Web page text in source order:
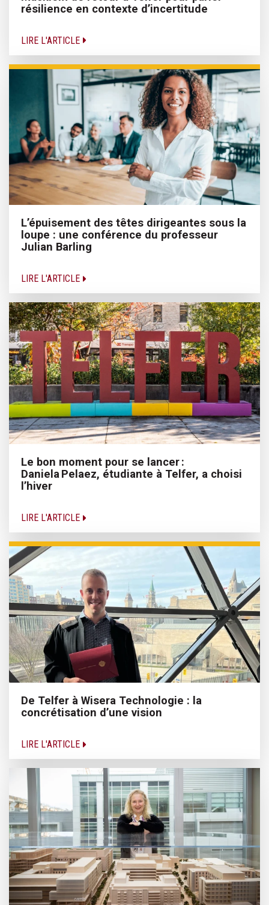
résilience en contexte d’incertitude
LIRE L'ARTICLE
L’épuisement des têtes dirigeantes sous la
loupe : une conférence du professeur
Julian Barling
LIRE L'ARTICLE
Le bon moment pour se lancer :
Daniela Pelaez, étudiante à Telfer, a choisi
l’hiver
LIRE L'ARTICLE
De Telfer à Wisera Technologie : la
concrétisation d’une vision
LIRE L'ARTICLE